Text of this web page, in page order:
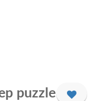
puzzle